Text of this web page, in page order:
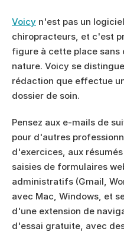
Voicy n'est pas un
chiropracteurs, et c'est
figure à cette place sans
nature. Voicy se
rédaction que effectue
dossier de soin.
Pensez aux e-mails de
pour d'autres
d'exercices, aux
saisies de formulaires
administratifs (Gmail,
avec Mac, Windows, et
d'une extension de
d'essai gratuite, avec